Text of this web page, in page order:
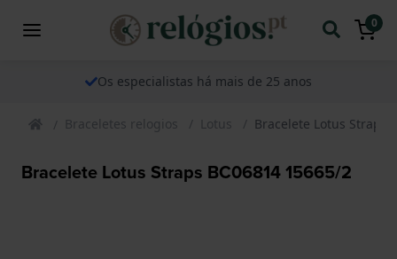
0
Os especialistas há mais de 25 anos
Braceletes relogios Lotus Bracelete Lotus Straps
Bracelete Lotus Straps BC06814 15665/2